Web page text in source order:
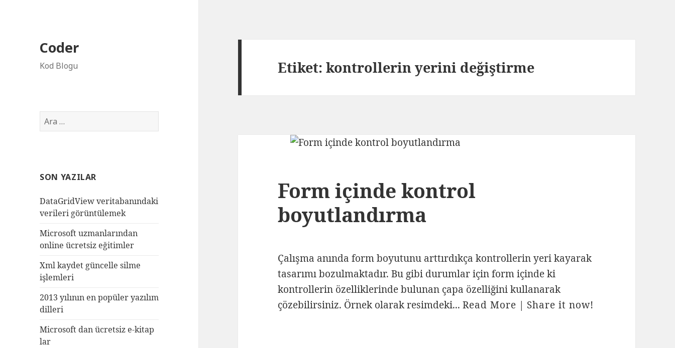
Coder
Kod Blogu
Arama:
SON YAZILAR
DataGridView veritabanındaki
verileri görüntülemek
Microsoft uzmanlarından
online ücretsiz eğitimler
Xml kaydet güncelle silme
işlemleri
2013 yılının en popüler yazılım
dilleri
Microsoft dan ücretsiz e-kitap
lar
Etiket:kontrollerin yerini değiştirme
Form içinde kontrol
boyutlandırma
Çalışma anında form boyutunu arttırdıkça kontrollerin yeri kayarak
tasarımı bozulmaktadır. Bu gibi durumlar için form içinde ki
kontrollerin özelliklerinde bulunan çapa özelliğini kullanarak
çözebilirsiniz. Örnek olarak resimdeki...Read More | Share it now!